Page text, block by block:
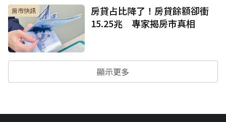
房市快訊
房貸占比降了！房貸餘額卻衝
15.25兆 專家揭房市真相
顯示更多